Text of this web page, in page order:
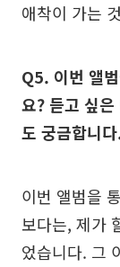
애착이 가는
Q5. 이번 앨
요? 듣고 싶
도 궁금합니
이번 앨범을
보다는, 제가
었습니다. 그